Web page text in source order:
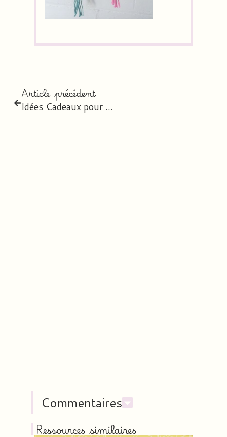
Article précédent
Idées Cadeaux pour la Fête des Mères – Cycle 3
Commentaires
Ressources similaires